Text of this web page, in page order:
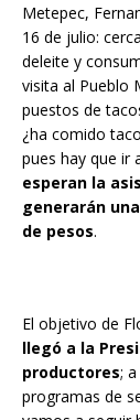
Metepec,
16 de julio:
deleite y
visita al Pueblo
puestos de
¿ha comido
pues hay que ir
esperan la
generarán
de pesos.
El objetivo de
llegó a la
productores;
programas de